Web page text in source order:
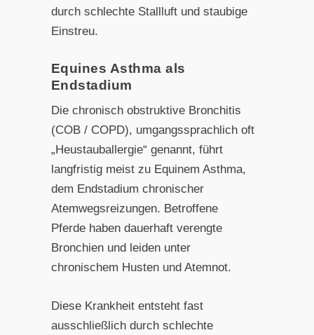
durch schlechte Stallluft und staubige
Einstreu.
Equines Asthma als
Endstadium
Die chronisch obstruktive Bronchitis
(COB / COPD), umgangssprachlich oft
„Heustauballergie“ genannt, führt
langfristig meist zu Equinem Asthma,
dem Endstadium chronischer
Atemwegsreizungen. Betroffene
Pferde haben dauerhaft verengte
Bronchien und leiden unter
chronischem Husten und Atemnot.
Diese Krankheit entsteht fast
ausschließlich durch schlechte